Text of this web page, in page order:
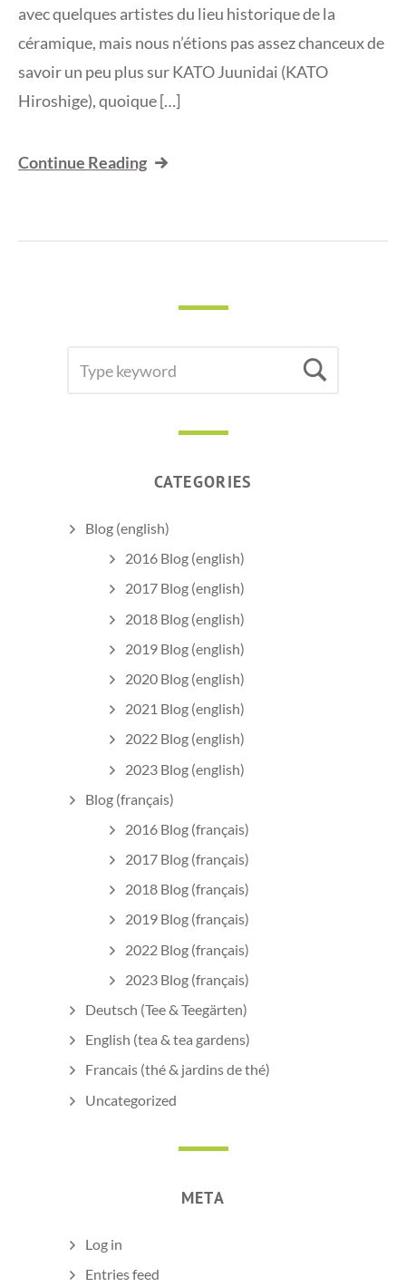
avec quelques artistes du lieu historique de la
céramique, mais nous n’étions pas assez chanceux de
savoir un peu plus sur KATO Juunidai (KATO
Hiroshige), quoique […]
Continue Reading
FOR:
CATEGORIES
Blog (english)
2016 Blog (english)
2017 Blog (english)
2018 Blog (english)
2019 Blog (english)
2020 Blog (english)
2021 Blog (english)
2022 Blog (english)
2023 Blog (english)
Blog (français)
2016 Blog (français)
2017 Blog (français)
2018 Blog (français)
2019 Blog (français)
2022 Blog (français)
2023 Blog (français)
Deutsch (Tee & Teegärten)
English (tea & tea gardens)
Francais (thé & jardins de thé)
Uncategorized
META
Log in
Entries feed